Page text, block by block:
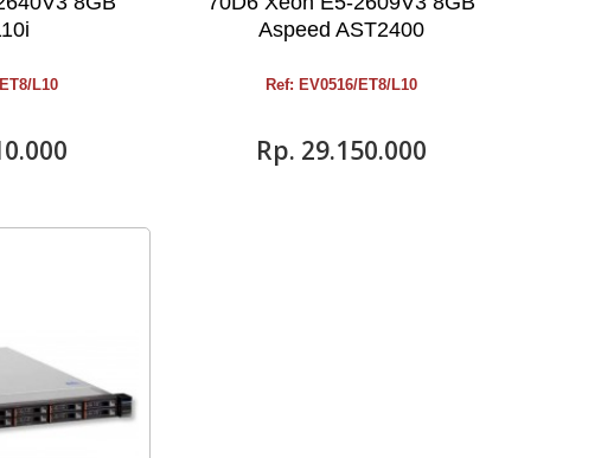
L10
Aspeed AST2400
Ref: EV0516/ET8/L10
Rp‎. 29.150.000